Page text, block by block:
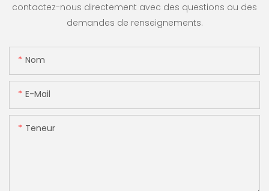
contactez-nous directement avec des questions ou des
demandes de renseignements.
Nom
E-Mail
Teneur